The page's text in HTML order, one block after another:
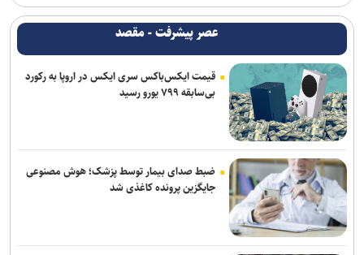
عصر پیشرفت - مقصد
قیمت ایکس‌باکس سری ایکس در اروپا به رکورد
بی‌سابقه ۷۹۹ یورو رسید
ضبط صدای بیمار توسط پزشک؛ هوش مصنوعی
جایگزین پرونده کاغذی شد